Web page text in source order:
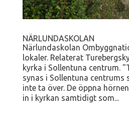
NÄRLUNDASKOLAN
Närlundaskolan
lokaler. Relaterat
kyrka i Sollentuna centrum.
synas i Sollentuna centrums
inte ta över. De öppna
in i kyrkan samtidigt som...